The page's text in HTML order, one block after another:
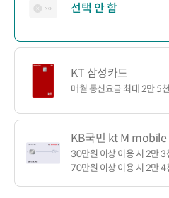
선택 안 함
KT 삼성카드
매월 통신요금 최대 2만 5
KB국민 kt M
30만원 이상 이용 시 2만 3
70만원 이상 이용 시 2만 4